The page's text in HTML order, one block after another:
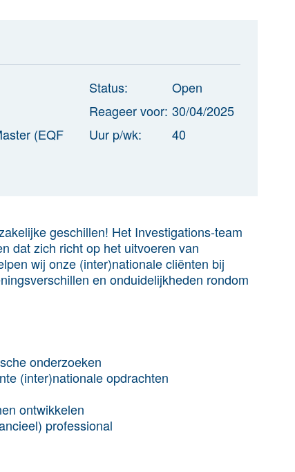
(EQF
Status:
Open
Reageer voor: 30/04/2025
Uur p/wk:
40
geschillen! Het Investigations-team
dat zich richt op het uitvoeren van
wij onze (inter)nationale cliënten bij
en onduidelijkheden rondom
onderzoeken
(inter)nationale opdrachten
ontwikkelen
professional